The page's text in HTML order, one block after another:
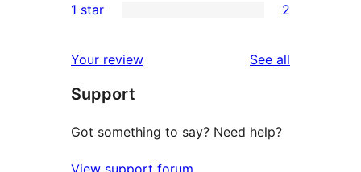
reviews
star
2-
reviews
star
reviews
1 star 2
Your review See all
Support
Got something to say? Need help?
View support forum